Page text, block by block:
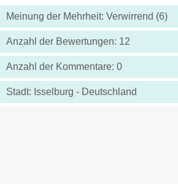
Meinung der Mehrheit: Verwirrend (6)
Anzahl der Bewertungen: 12
Anzahl der Kommentare: 0
Stadt: Isselburg - Deutschland